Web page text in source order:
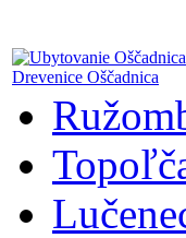
Drevenice Oščadnica